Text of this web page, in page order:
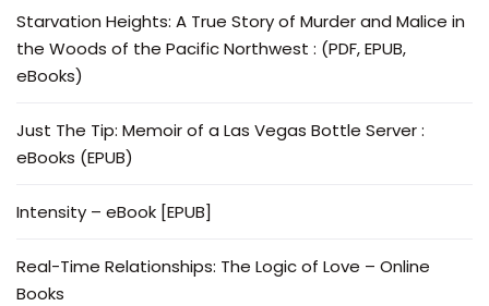
Starvation Heights: A True Story of Murder and Malice in
the Woods of the Pacific Northwest : (PDF, EPUB,
eBooks)
Just The Tip: Memoir of a Las Vegas Bottle Server :
eBooks (EPUB)
Intensity – eBook [EPUB]
Real-Time Relationships: The Logic of Love – Online
Books